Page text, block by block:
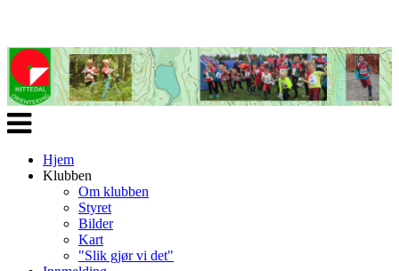
Veksle
navigasjon
Hjem
Klubben
Om klubben
Styret
Bilder
Kart
"Slik gjør vi det"